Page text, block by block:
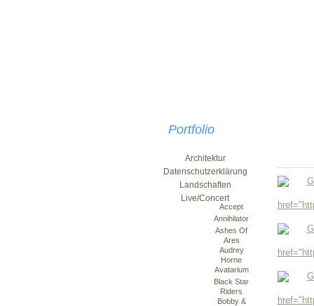
Portfolio
Architektur
Datenschutzerklärung
Landschaften
Live/Concert
Accept
Annihilator
Ashes Of
Ares
Audrey
Horne
Avatarium
Black Star
Riders
Bobby &